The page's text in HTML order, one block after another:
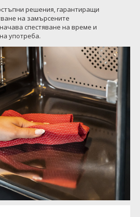
решения, гарантиращи
на замърсените
спестяване на време и
употреба.